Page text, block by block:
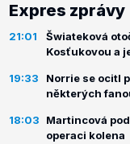
Expres zprávy
21:01
Šwiateková
Kosťukovou a
19:33
Norrie se ocitl
některých
18:03
Martincová
operaci kolena